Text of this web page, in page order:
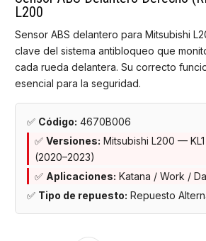
L200
Sensor ABS delantero para Mitsubishi
clave del sistema antibloqueo que
cada rueda delantera. Su correcto
esencial para la seguridad.
✅ Código: 4670B006
✅ Versiones: Mitsubishi L200 — KL1
(2020–2023)
✅ Aplicaciones: Katana / Work /
✅ Tipo de repuesto: Repuesto